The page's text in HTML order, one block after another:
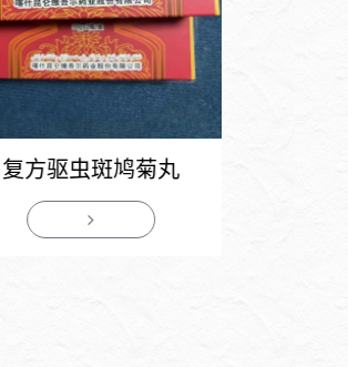
复方驱虫斑鸠菊丸